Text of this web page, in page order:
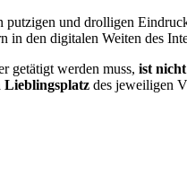
und drolligen
in den digitalen Weiten des
getätigt werden muss, ist
des jeweiligen